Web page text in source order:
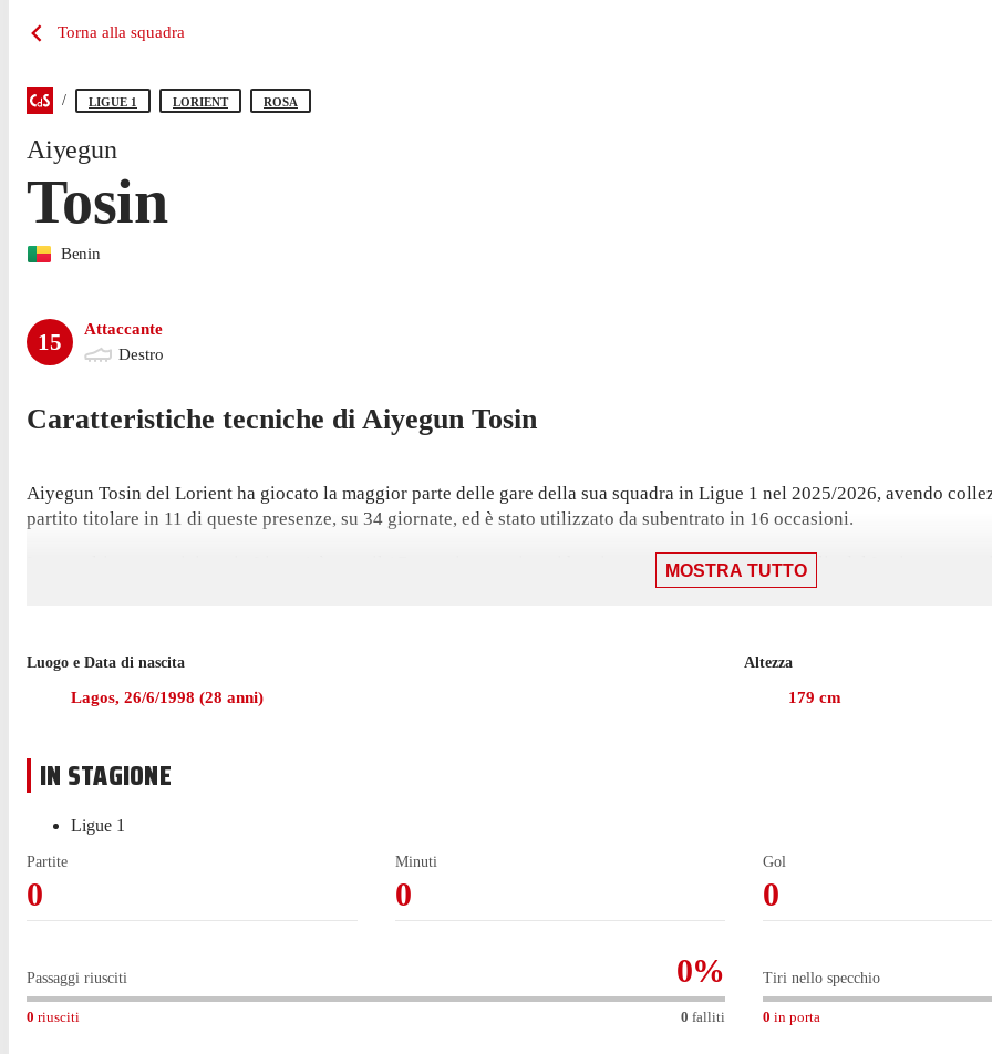
Torna alla squadra
LIGUE 1 LORIENT ROSA
Aiyegun
Tosin
Benin
15
Attaccante
Destro
Caratteristiche tecniche di Aiyegun Tosin
Aiyegun Tosin del Lorient ha giocato la maggior parte delle gare della sua squadra in Ligue 1 nel 2025/2026, avendo
partito titolare in 11 di queste presenze, su 34 giornate, ed è stato utilizzato da subentrato in 16 occasioni.
La sua ultima apparizione in Ligue 1 è stata il 17 maggio, gara in cui ha giocato 23 minuti con la maglia del Lorient
realizzato una rete nella vittoria per 4-0.
Nell'ultima stagione con il Lorient in Ligue 2 Tosin ha collezionato 26 presenze, gare in cui ha realizzato 3 gol e fornito 8
Il 3 settembre 2023 Tosin ha debuttato in Ligue 1, a 25 anni e 69 giorni contro il Le Havre. Finora in Ligue 1, ha giocato 46
MOSTRA TUTTO
Luogo e Data di nascita
Lagos, 26/6/1998 (28 anni)
Altezza
179 cm
IN STAGIONE
Ligue 1
Partite
0
Minuti
0
Gol
0
Passaggi riusciti 0%
0 riusciti 0 falliti
Tiri nello specchio
0 in porta